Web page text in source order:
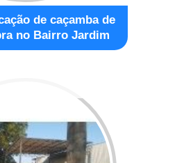
de caçamba de
no Bairro Jardim